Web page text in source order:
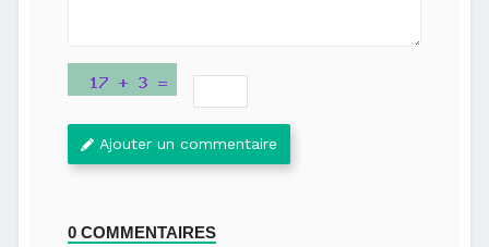
Ajouter un commentaire
0 COMMENTAIRES